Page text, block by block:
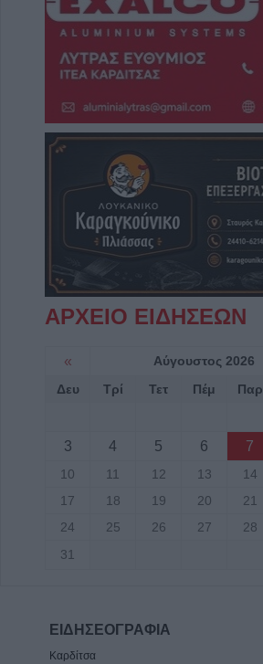
ΑΡΧΕΙΟ ΕΙΔΗΣΕΩΝ
« Αύγουστος 2026
Δευ Τρί Τετ Πέμ Παρ
3
4 5 6 7
10
11 12 13 14
17
18 19 20 21
24
25 26 27 28
31
ΕΙΔΗΣΕΟΓΡΑΦΙΑ
Καρδίτσα